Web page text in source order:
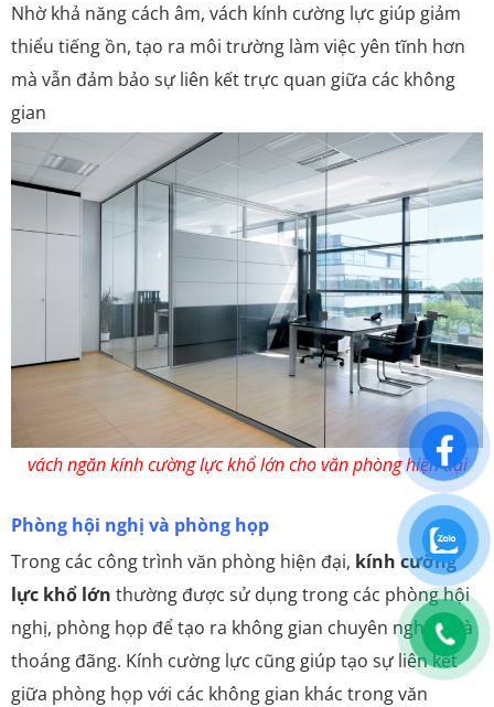
Nhờ khả năng cách âm, vách kính cường lực giúp giảm
thiểu tiếng ồn, tạo ra môi trường làm việc yên tĩnh hơn
mà vẫn đảm bảo sự liên kết trực quan giữa các không
gian
vách ngăn kính cường lực khổ lớn cho văn phòng hiện đại
Phòng hội nghị và phòng họp
Trong các công trình văn phòng hiện đại, kính cường
lực khổ lớn thường được sử dụng trong các phòng hội
nghị, phòng họp để tạo ra không gian chuyên nghiệp và
thoáng đãng. Kính cường lực cũng giúp tạo sự liên kết
giữa phòng họp với các không gian khác trong văn